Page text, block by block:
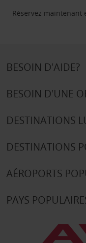
Réservez maintenant
BESOIN D'AIDE?
BESOIN D'UNE
DESTINATIONS
DESTINATIONS
AÉROPORTS
PAYS